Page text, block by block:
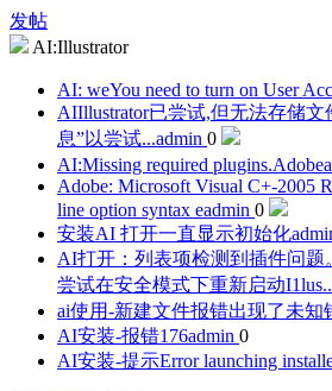
发帖
AI:Illustrator
AI: weYou need to turn on User
AIIllustrator已尝试,但无法存储文
息”以尝试...admin 0
AI:Missing required plugins.Adobe
Adobe: Microsoft Visual C+-2005
line option syntax eadmin 0
安装AI 打开一直显示初始化
AI打开：列表项检测到插件问
尝试在安全模式下重新启动
ai使用-新建文件报错出现了未知
AI安装-报错176admin 0
AI安装-提示Error launching